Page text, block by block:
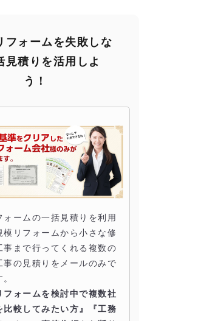
フォームを失敗しな
見積りを活用しよ
う！
ォームの一括見積りを利用
模リフォームから小さな修
事まで行ってくれる複数の
事の見積りをメールのみで
フォームを検討中で複数社
比較してみたい方』『工務